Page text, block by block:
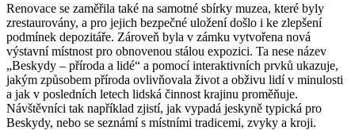
Renovace se zaměřila také na samotné sbírky muzea, které byly
zrestaurovány, a pro jejich bezpečné uložení došlo i ke zlepšení
podmínek depozitáře. Zároveň byla v zámku vytvořena nová
výstavní místnost pro obnovenou stálou expozici. Ta nese název
„Beskydy – příroda a lidé“ a pomocí interaktivních prvků ukazuje,
jakým způsobem příroda ovlivňovala život a obživu lidí v minulosti
a jak v posledních letech lidská činnost krajinu proměňuje.
Návštěvníci tak například zjistí, jak vypadá jeskyně typická pro
Beskydy, nebo se seznámí s místními tradicemi, zvyky a kroji.